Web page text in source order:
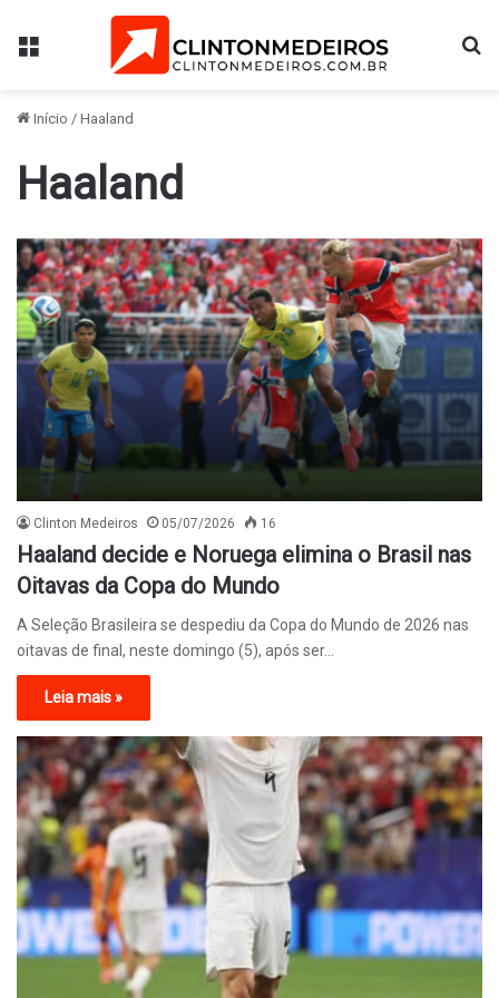
Menu
Início / Haaland
Haaland
Clinton Medeiros 05/07/2026 16
Haaland decide e Noruega elimina o Brasil nas
Oitavas da Copa do Mundo
A Seleção Brasileira se despediu da Copa do Mundo de 2026 nas
oitavas de final, neste domingo (5), após ser…
Leia mais »